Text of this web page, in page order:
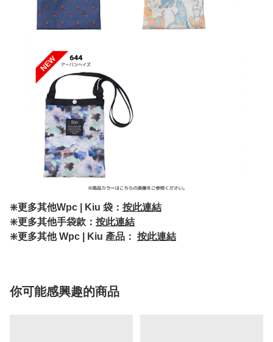
❇️更多其他Wpc | Kiu 袋： 按此連結
❇️更多其他手袋款： 按此連結
❇️更多其他 Wpc | Kiu 產品： 按此連結
你可能感興趣的商品